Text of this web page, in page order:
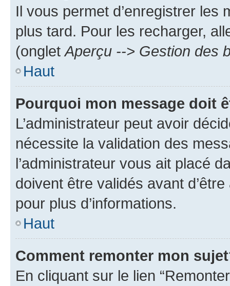
Il vous permet d’enregistrer
plus tard. Pour les recharger,
(ongletAperçu --> Gestion des
Haut
Pourquoi mon message doit
L’administrateur peut avoir
nécessite la validation des
l’administrateur vous ait placé
doivent être validés avant
pour plus d’informations.
Haut
Comment remonter mon
En cliquant sur le lien